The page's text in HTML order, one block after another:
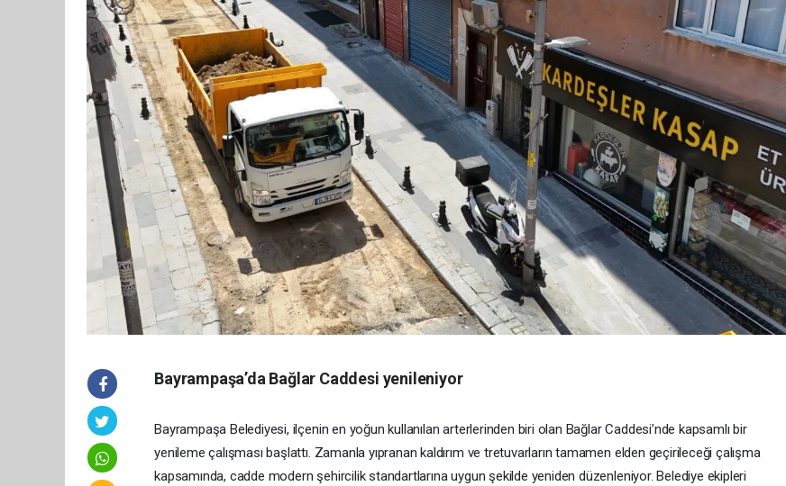
Bayrampaşa’da Bağlar Caddesi yenileniyor
Bayrampaşa Belediyesi, ilçenin en yoğun kullanılan arterlerinden biri olan Bağlar Caddesi’nde kapsamlı bir
yenileme çalışması başlattı. Zamanla yıpranan kaldırım ve tretuvarların tamamen elden geçirileceği çalışma
kapsamında, cadde modern şehircilik standartlarına uygun şekilde yeniden düzenleniyor. Belediye ekipleri